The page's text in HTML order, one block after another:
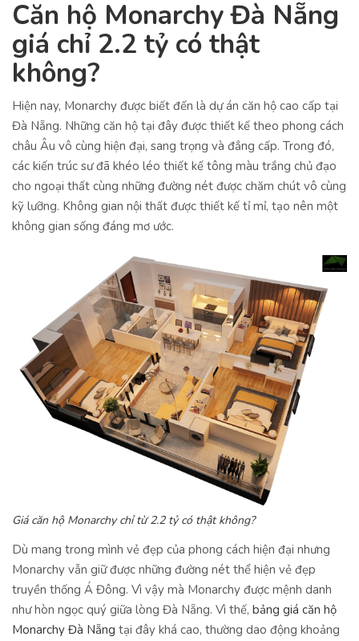
Căn hộ Monarchy Đà Nẵng
giá chỉ 2.2 tỷ có thật
không?
Hiện nay, Monarchy được biết đến là dự án căn hộ cao cấp tại
Đà Nẵng. Những căn hộ tại đây được thiết kế theo phong cách
châu Âu vô cùng hiện đại, sang trọng và đẳng cấp. Trong đó,
các kiến trúc sư đã khéo léo thiết kế tông màu trắng chủ đạo
cho ngoại thất cùng những đường nét được chăm chút vô cùng
kỹ lưỡng. Không gian nội thất được thiết kế tỉ mỉ, tạo nên một
không gian sống đáng mơ ước.
Giá căn hộ Monarchy chỉ từ 2.2 tỷ có thật không?
Dù mang trong mình vẻ đẹp của phong cách hiện đại nhưng
Monarchy vẫn giữ được những đường nét thể hiện vẻ đẹp
truyền thống Á Đông. Vì vậy mà Monarchy được mệnh danh
như hòn ngọc quý giữa lòng Đà Nẵng. Vì thế, bảng giá căn hộ
Monarchy Đà Nẵng tại đây khá cao, thường dao động khoảng